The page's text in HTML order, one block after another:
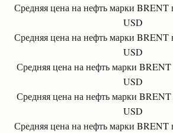
Средняя цена на нефть марки BRENT
USD
Средняя цена на нефть марки BRENT
USD
Средняя цена на нефть марки BRENT
USD
Средняя цена на нефть марки BRENT
USD
Средняя цена на нефть марки BRENT